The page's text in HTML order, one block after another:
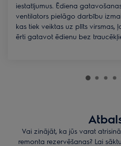
iestatījumus. Ēdiena
ventilators pielāgo darbību
kas tiek veiktas uz plīts virsmas,
ērti gatavot ēdienu bez
Vai zinājāt, ka jūs varat
remonta rezervēšanas? Lai